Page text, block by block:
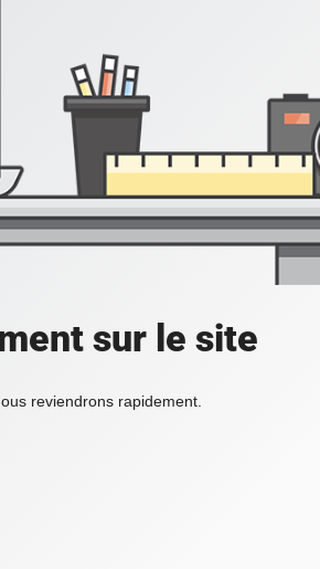
sur le site
reviendrons rapidement.